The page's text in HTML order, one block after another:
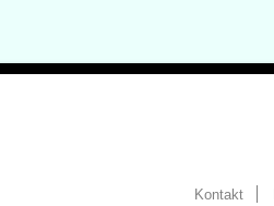
Kontakt